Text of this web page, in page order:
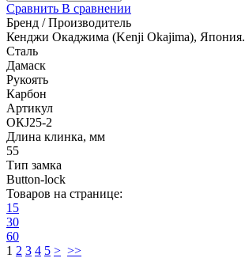
Сравнить В сравнении
Бренд / Производитель
Кенджи Окаджима (Kenji Okajima), Япония.
Сталь
Дамаск
Рукоять
Карбон
Артикул
OКJ25-2
Длина клинка, мм
55
Тип замка
Button-lock
Товаров на странице:
15
30
60
1 2 3 4 5 > >>